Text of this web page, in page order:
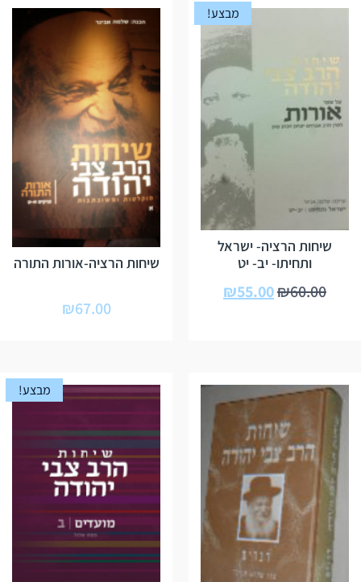
מבצע!
שיחות הרציה- ישראל
ותחיתו- יב- יט
₪60.00
₪55.00
שיחות הרציה-אורות התורה
₪67.00
מבצע!